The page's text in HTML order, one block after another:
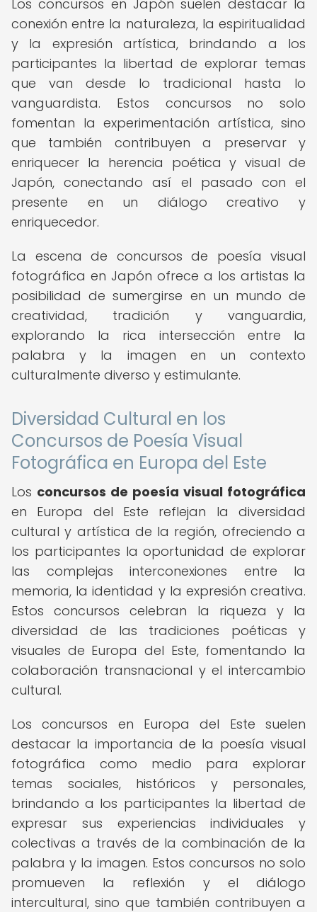
Los concursos en Japón suelen destacar la
conexión entre la naturaleza, la espiritualidad
y la expresión artística, brindando a los
participantes la libertad de explorar temas
que van desde lo tradicional hasta lo
vanguardista. Estos concursos no solo
fomentan la experimentación artística, sino
que también contribuyen a preservar y
enriquecer la herencia poética y visual de
Japón, conectando así el pasado con el
presente en un diálogo creativo y
enriquecedor.
La escena de concursos de poesía visual
fotográfica en Japón ofrece a los artistas la
posibilidad de sumergirse en un mundo de
creatividad, tradición y vanguardia,
explorando la rica intersección entre la
palabra y la imagen en un contexto
culturalmente diverso y estimulante.
Diversidad Cultural en los
Concursos de Poesía Visual
Fotográfica en Europa del Este
Los concursos de poesía visual fotográfica
en Europa del Este reflejan la diversidad
cultural y artística de la región, ofreciendo a
los participantes la oportunidad de explorar
las complejas interconexiones entre la
memoria, la identidad y la expresión creativa.
Estos concursos celebran la riqueza y la
diversidad de las tradiciones poéticas y
visuales de Europa del Este, fomentando la
colaboración transnacional y el intercambio
cultural.
Los concursos en Europa del Este suelen
destacar la importancia de la poesía visual
fotográfica como medio para explorar
temas sociales, históricos y personales,
brindando a los participantes la libertad de
expresar sus experiencias individuales y
colectivas a través de la combinación de la
palabra y la imagen. Estos concursos no solo
promueven la reflexión y el diálogo
intercultural, sino que también contribuyen a